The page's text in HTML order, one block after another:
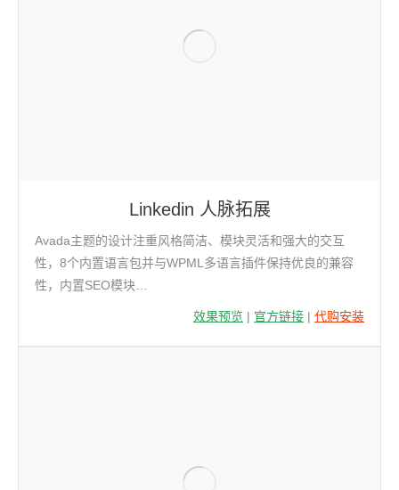
Linkedin 人脉拓展
Avada主题的设计注重风格简洁、模块灵活和强大的交互
性，8个内置语言包并与WPML多语言插件保持优良的兼容
性，内置SEO模块…
效果预览 | 官方链接 | 代购安装